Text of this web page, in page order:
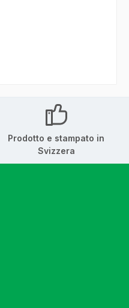
Prodotto e stampato in
Svizzera